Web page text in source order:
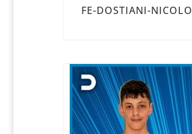
FE-DOSTIANI-NICOLO